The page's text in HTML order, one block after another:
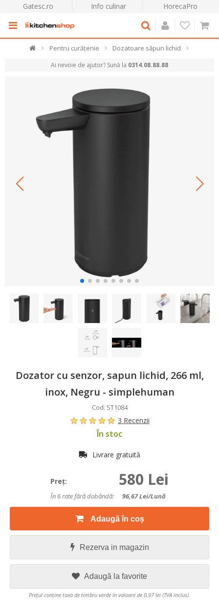
Gatesc.ro Info culinar HorecaPro
Pentru curățenie Dozatoare săpun lichid
Ai nevoie de ajutor? Sună la 0314.08.88.88
Dozator cu senzor, sapun lichid, 266 ml,
inox, Negru - simplehuman
Cod: ST1084
3 Recenzii
În stoc
Livrare gratuită
Preţ: 580 Lei
În 6 rate fără dobândă: 96,67Lei/lună
Adaugă în coș
Rezerva in magazin
Adaugă la favorite
Prețul conține taxa de timbru verde în valoare de 0,97 lei (TVA inclus).